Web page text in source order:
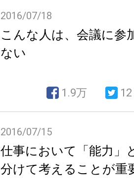
2016/07/18
こんな人は、会議に参
ない
1.9万 12
2016/07/15
仕事において「能力」
分けて考えることが重